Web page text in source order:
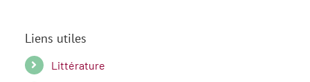
Liens utiles
Littérature